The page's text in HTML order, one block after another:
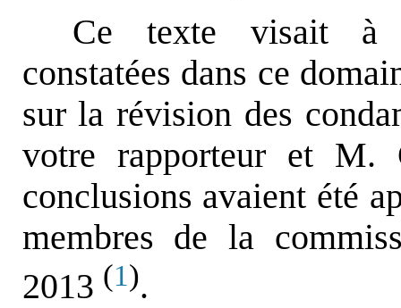
Ce texte visait à
constatées dans ce
sur la révision des
votre rapporteur et M.
conclusions avaient été
membres de la
2013 (1).